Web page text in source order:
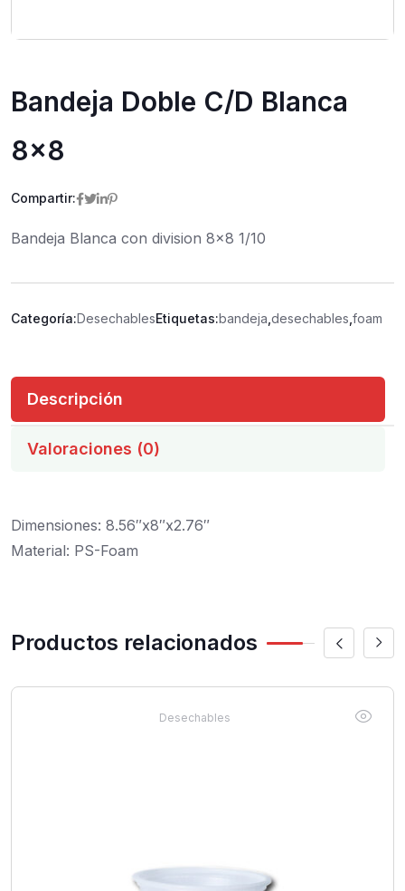
Bandeja Doble C/D Blanca
8×8
Compartir:
Bandeja Blanca con division 8×8 1/10
Categoría:DesechablesEtiquetas:bandeja desechables foam
Descripción
Valoraciones (0)
Dimensiones: 8.56″x8″x2.76″
Material: PS-Foam
Productos relacionados
Desechables